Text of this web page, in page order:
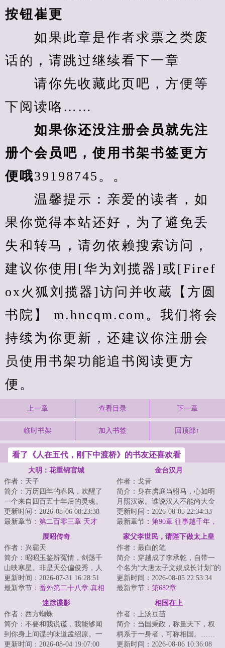
按钮崔更
如果此章是作者求票之类废
话的，请跳过继续看下一章
请你先收藏此页吧，方便等
下阅读咯……
如果你还没注册会员就先注
册个会员吧，使用书架书签更方
便哦39198745。。
温馨提示：亲爱的读者，如
果你觉得本站还好，为了避免丢
失和转马，请勿依赖搜索访问，
建议你使用[华为刘揽器]或[Firef
ox火狐刘揽器]访问并收蔵【方圆
书院】 m.hncqm.com。我们将会
持续为你更新，还建议你注册会
员使用书架功能追书阅读更方
便。
上一章 查看目录 下一章
临时书架 加入书签 回顶部↑
看了《人在五代，刚下中渡桥》的书友还喜欢看
大明：花重锦官城
作者：天子
简介：万历四年的春风，吹醒了
一个来自四百五十年后的灵魂。
他叫陈瑾，华阳县盐商之子。他
曾在武侯祠的森...
更新时间：2026-08-06 08:23:38
最新章节： 第二百零三章 天才
金台汉月
作者：戈昔
简介：身在虏庭当驸马，心如明
月照汉家。谁说汉人不能尚大金
公主？李朔重生金朝，先冒外戚
之位，后谋驸马...
更新时间：2026-08-05 22:34:33
最新章节： 第90章 往事越千年，
曾有汉军来
展昭传奇
作者：兴霸天
简介：昭昭玉鉴辨冤情，剑荡千
山映寒星。非是天公偏俊秀，人
间必要此光明。一本陆小凤传奇
式的侠探故事。...
更新时间：2026-07-31 16:28:51
最新章节： 番外第二十八章 真相
与结局（中）
家父李世民，请陛下做太上皇
作者：最白的笔
简介：穿越成了李承乾，自带一
个名为“大唐太子文娱成长计划”的
战略型模拟器，可以按照所处的
环境进行模...
更新时间：2026-08-05 22:53:34
最新章节： 第682章
迷踪谍影
作者：西方蜘蛛
简介：不要和我说谎，我能够闻
到你身上间谍的味道孟绍原。一
个微表情专家，当穿越来到一九
更新时间：2026-08-04 19:07:00
相国在上
作者：上汤豆苗
简介：当国秉政，称量天下，权
柄系于一身者，可称相国。……
大燕百年，山河一统。薛淮以天
更新时间：2026-08-06 10:36:08